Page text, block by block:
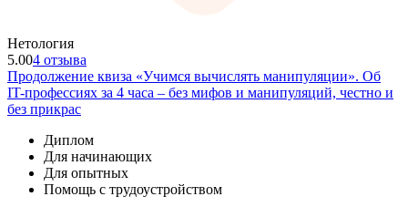
Нетология
5.004 отзыва
Продолжение квиза «Учимся вычислять манипуляции». Об
IT-профессиях за 4 часа – без мифов и манипуляций, честно и
без прикрас
Диплом
Для начинающих
Для опытных
Помощь с трудоустройством